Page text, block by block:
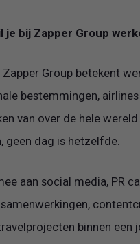
je bij Zapper Group
Zapper Group betekent
bestemmingen, airlines
van over de hele
geen dag is hetzelfde.
aan social media, PR
binnen een